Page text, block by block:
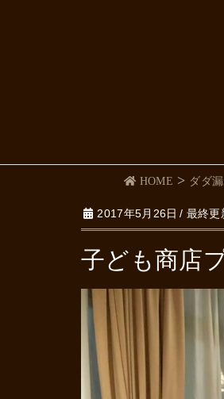
HOME ダダ
2017年5月26日 / 最終更
子ども商店